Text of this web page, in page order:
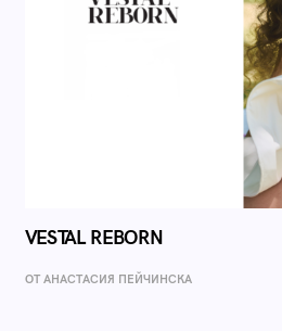
VESTAL REBORN
ОТ AНАСТАСИЯ ПЕЙЧИНСКА